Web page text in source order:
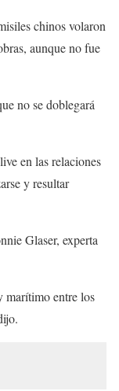
chinos volaron
aunque no fue
no se doblegará
en las relaciones
y resultar
Glaser, experta
marítimo entre los